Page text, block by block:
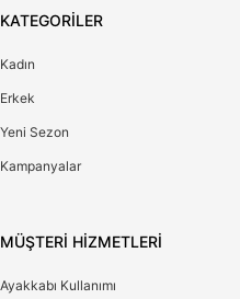
KATEGORİLER
Kadın
Erkek
Yeni Sezon
Kampanyalar
MÜŞTERİ HİZMETLERİ
Ayakkabı Kullanımı